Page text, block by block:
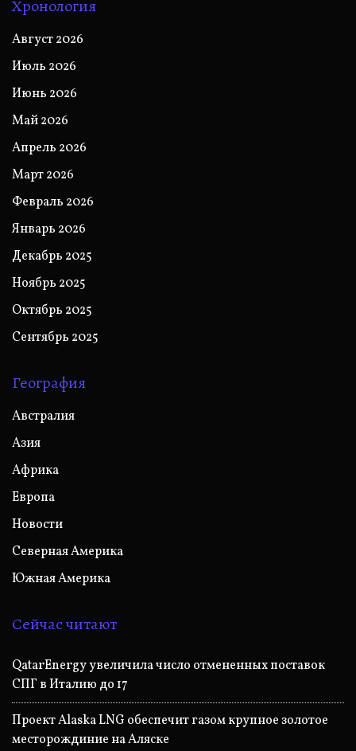
Хронология
Август 2026
Июль 2026
Июнь 2026
Май 2026
Апрель 2026
Март 2026
Февраль 2026
Январь 2026
Декабрь 2025
Ноябрь 2025
Октябрь 2025
Сентябрь 2025
География
Австралия
Азия
Африка
Европа
Новости
Северная Америка
Южная Америка
Сейчас читают
QatarEnergy увеличила число отмененных поставок
СПГ в Италию до 17
Проект Alaska LNG обеспечит газом крупное золотое
месторождиние на Аляске